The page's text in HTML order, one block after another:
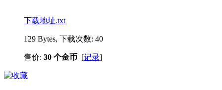
下载地址.txt
129 Bytes, 下载次数: 40
售价: 30 个金币 [记录]